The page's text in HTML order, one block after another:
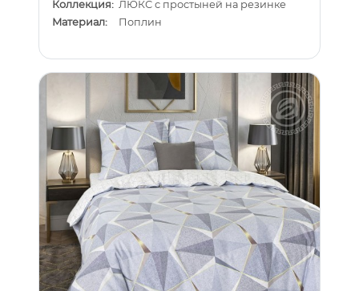
Коллекция: ЛЮКС с простыней на резинке
Материал:
Поплин